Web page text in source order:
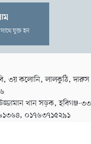
যুক্ত হন
৩য় কলোনি, লালকুঠি, দারুস
খান সড়ক, হবিগঞ্জ-
০১৭৬৩৭১৫২৯১